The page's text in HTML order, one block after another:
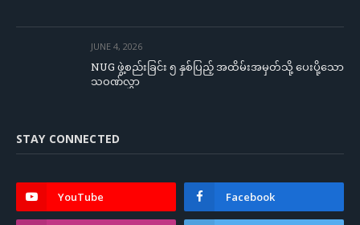
JUNE 4, 2026
NUG ဖွဲ့စည်းခြင်း ၅ နှစ်ပြည့် အထိမ်းအမှတ်သို့ ပေးပို့သော
သဝဏ်လွှာ
STAY CONNECTED
YouTube Facebook